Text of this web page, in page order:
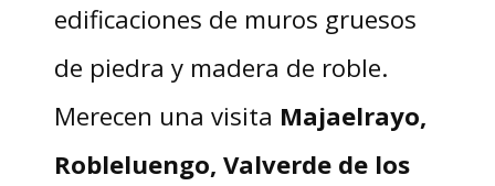
edificaciones de muros gruesos
de piedra y madera de roble.
Merecen una visita Majaelrayo,
Robleluengo, Valverde de los